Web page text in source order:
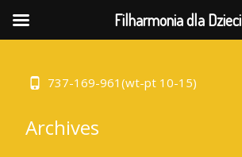
737-169-961(wt-pt 10-15)
Archives
Filharmonia dla Dzieci